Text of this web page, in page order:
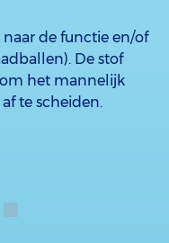
naar de functie en/of
De stof
het mannelijk
te scheiden.